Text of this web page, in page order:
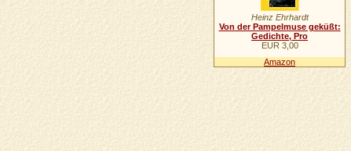
Heinz Ehrhardt
Von der Pampelmuse geküßt:
Gedichte, Pro
EUR 3,00
Amazon